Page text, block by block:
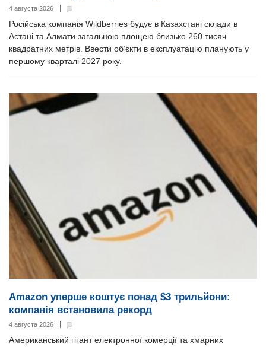
4 августа 2026
Російська компанія Wildberries будує в Казахстані склади в
Астані та Алмати загальною площею близько 260 тисяч
квадратних метрів. Ввести об’єкти в експлуатацію планують у
першому кварталі 2027 року.
Amazon уперше коштує понад $3 трильйони:
компанія встановила рекорд
4 августа 2026
Американський гігант електронної комерції та хмарних